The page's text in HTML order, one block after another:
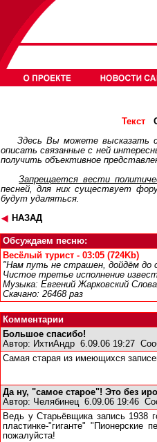
Текст
Здесь Вы можете высказать
описать связанные с ней
получить объективное
Запрещается вести
песней, для них существует
будут удаляться.
НАЗАД
Обсуждаем песню:
Весёлый турист - 03:05 (724Kb)
"Нам путь не страшен, дойдём до
Чистое третье исполнение
Музыка: Евгений Жарковский
Скачано: 26468 раз
Комментарии
Большое спасибо!
Автор: ИхтиАндр 6.09.06 19:27
Самая старая из имеющихся
Да ну, "самое старое"! Это без
Автор: Челябинец6.09.06 19:46
Ведь у Старьёвщика запись 1938
пластинке-"гиганте"
пожалуйста!